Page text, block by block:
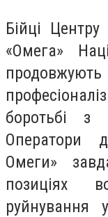
Бійці
«Омега»
боротьбі з
Оператори
Омеги»
позиціях
руйнування